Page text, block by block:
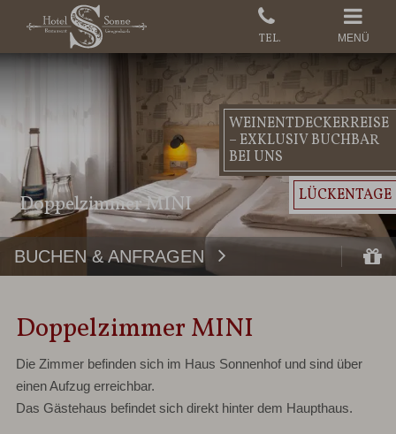
MENÜ
Doppelzimmer MINI
BUCHEN & ANFRAGEN
WEINENTDECKERREISE
– EXKLUSIV BUCHBAR
BEI UNS
LÜCKENTAGE
Doppelzimmer MINI
Die Zimmer befinden sich im Haus Sonnenhof und sind über
einen Aufzug erreichbar.
Das Gästehaus befindet sich direkt hinter dem Haupthaus.